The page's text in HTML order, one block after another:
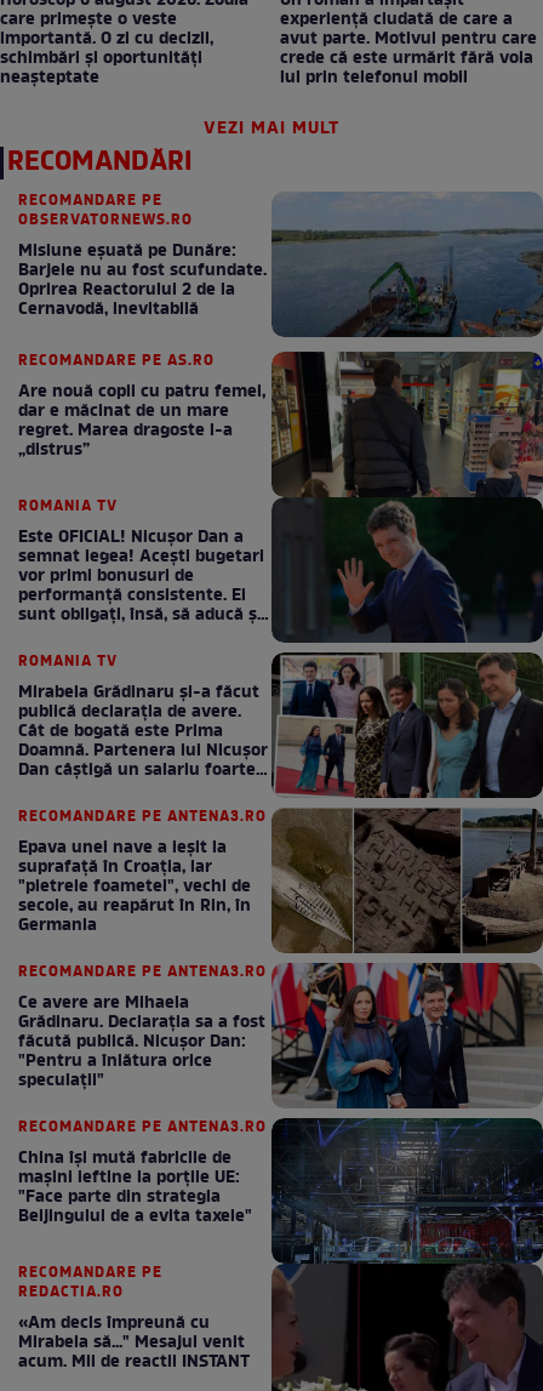
care primește o veste
importantă. O zi cu decizii,
schimbări și oportunități
neașteptate
experiență ciudată de care a
avut parte. Motivul pentru care
crede că este urmărit fără voia
lui prin telefonul mobil
VEZI MAI MULT
RECOMANDĂRI
RECOMANDARE PE
OBSERVATORNEWS.RO
Misiune eșuată pe Dunăre:
Barjele nu au fost scufundate.
Oprirea Reactorului 2 de la
Cernavodă, inevitabilă
RECOMANDARE PE AS.RO
Are nouă copii cu patru femei,
dar e măcinat de un mare
regret. Marea dragoste l-a
„distrus”
ROMANIA TV
Este OFICIAL! Nicușor Dan a
semnat legea! Acești bugetari
vor primi bonusuri de
performanță consistente. Ei
sunt obligați, însă, să aducă și
ROMANIA TV
Mirabela Grădinaru și-a făcut
publică declarația de avere.
Cât de bogată este Prima
Doamnă. Partenera lui Nicușor
Dan câștigă un salariu foarte
RECOMANDARE PE ANTENA3.RO
Epava unei nave a ieșit la
suprafață în Croația, iar
"pietrele foametei", vechi de
secole, au reapărut în Rin, în
Germania
RECOMANDARE PE ANTENA3.RO
Ce avere are Mihaela
Grădinaru. Declarația sa a fost
făcută publică. Nicușor Dan:
"Pentru a înlătura orice
speculații"
RECOMANDARE PE ANTENA3.RO
China își mută fabricile de
mașini ieftine la porțile UE:
"Face parte din strategia
Beijingului de a evita taxele"
RECOMANDARE PE
REDACTIA.RO
«Am decis împreună cu
Mirabela să..." Mesajul venit
acum. Mii de reactii INSTANT